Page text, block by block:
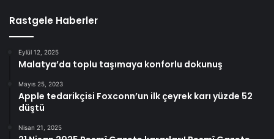
Rastgele Haberler
Eylül 12, 2025
Malatya’da toplu taşımaya konforlu dokunuş
Mayıs 25, 2023
Apple tedarikçisi Foxconn’un ilk çeyrek karı yüzde 52
düştü
Nisan 21, 2025